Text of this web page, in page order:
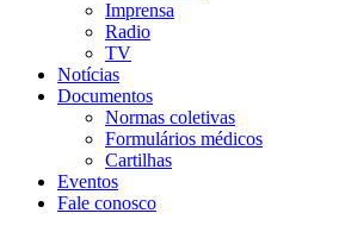
Imprensa
Radio
TV
Notícias
Documentos
Normas coletivas
Formulários médicos
Cartilhas
Eventos
Fale conosco